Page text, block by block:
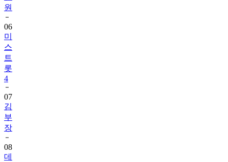
원
06
미
스
트
롯
4
07
김
부
장
08
데